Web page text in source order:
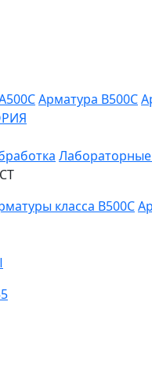
Арматура B500C
класса В500С